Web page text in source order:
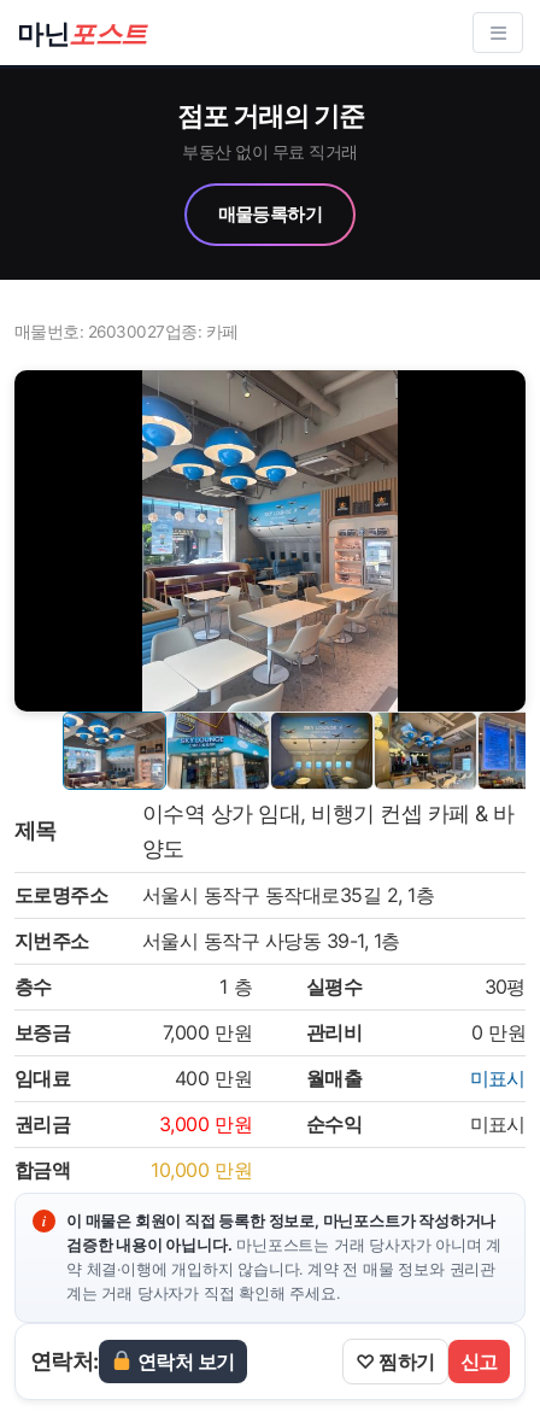
마닌포스트
점포 거래의 기준
부동산 없이 무료 직거래
매물등록하기
매물번호: 26030027업종: 카페
제목
이수역 상가 임대, 비행기 컨셉 카페 & 바
양도
도로명주소
서울시 동작구 동작대로35길 2, 1층
지번주소
서울시 동작구 사당동 39-1, 1층
층수
1 층 실평수
30평
보증금
7,000 만원 관리비 0 만원
임대료
400 만원 월매출
미표시
권리금
3,000 만원 순수익
미표시
합금액
10,000 만원
이 매물은 회원이 직접 등록한 정보로, 마닌포스트가 작성하거나
검증한 내용이 아닙니다. 마닌포스트는 거래 당사자가 아니며 계
약 체결·이행에 개입하지 않습니다. 계약 전 매물 정보와 권리관
계는 거래 당사자가 직접 확인해 주세요.
연락처: 연락처 보기 ♡ 찜하기 신고